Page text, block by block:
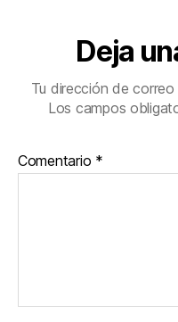
Deja
Tu dirección de
Los campos
Comentario *